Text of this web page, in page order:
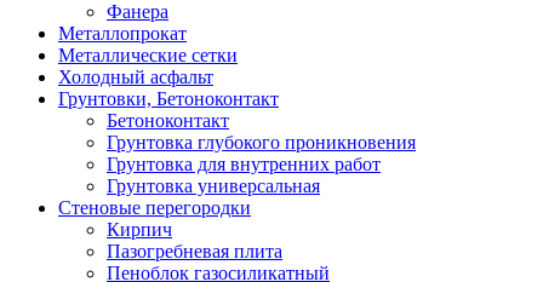
Фанера
Металлопрокат
Металлические сетки
Холодный асфальт
Грунтовки, Бетоноконтакт
Бетоноконтакт
Грунтовка глубокого проникновения
Грунтовка для внутренних работ
Грунтовка универсальная
Стеновые перегородки
Кирпич
Пазогребневая плита
Пеноблок газосиликатный